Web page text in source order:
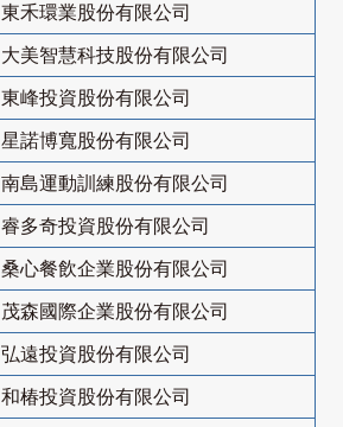
東禾環業股份有限公司
大美智慧科技股份有限公司
東峰投資股份有限公司
星諾博寬股份有限公司
南島運動訓練股份有限公司
睿多奇投資股份有限公司
桑心餐飲企業股份有限公司
茂森國際企業股份有限公司
弘遠投資股份有限公司
和椿投資股份有限公司